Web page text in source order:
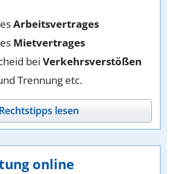
Arbeitsvertrages
Mietvertrages
bei Verkehrsverstößen
Trennung etc.
Rechtstipps lesen
online